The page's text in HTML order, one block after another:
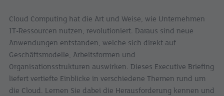
Cloud Computing hat die Art und Weise, wie Unternehmen
IT-Ressourcen nutzen, revolutioniert. Daraus sind neue
Anwendungen entstanden, welche sich direkt auf
Geschäftsmodelle, Arbeitsformen und
Organisationsstrukturen auswirken. Dieses Executive Briefing
liefert vertiefte Einblicke in verschiedene Themen rund um
die Cloud. Lernen Sie dabei die Herausforderung kennen und